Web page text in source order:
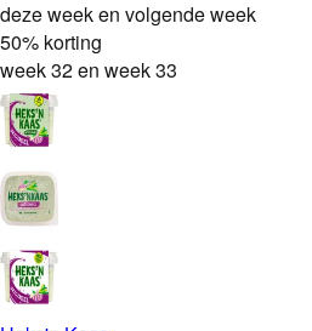
deze week en volgende week
50% korting
week 32 en week 33